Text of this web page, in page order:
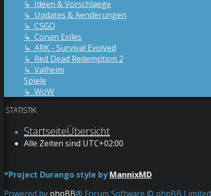
↳ Ideen & Vorschlaege
↳ Updates & Aenderungen
↳ CSGO
↳ Conan Exiles
↳ ARK - Survival Evolved
↳ Red Dead Redemption 2
↳ Valheim
Spiele
↳ WoW
STATISTIK
StartseiteÜbersicht
Alle Zeiten sind UTC+02:00
*Project Durango style byMannixMD
Powered by phpBB® Forum Software © phpBB Limited